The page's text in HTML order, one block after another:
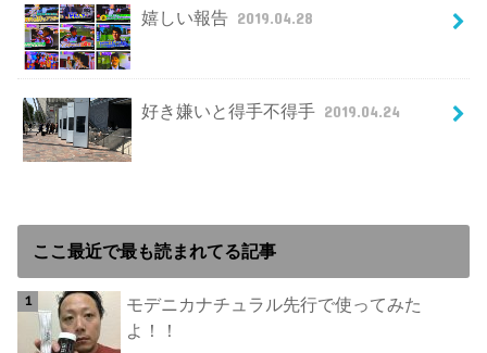
嬉しい報告 2019.04.28
好き嫌いと得手不得手 2019.04.24
ここ最近で最も読まれてる記事
モデニカナチュラル先行で使ってみた
よ！！